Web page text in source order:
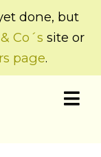
done, but
Co´s site or
page.